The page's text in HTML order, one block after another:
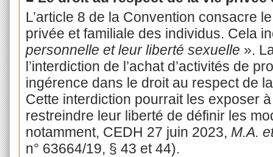
L’article 8 de la Convention consacre
privée et familiale des individus. Cela
personnelle et leur liberté sexuelle ».
l’interdiction de l’achat d’activités de
ingérence dans le droit au respect de
Cette interdiction pourrait les exposer
restreindre leur liberté de définir les
notamment, CEDH 27 juin 2023, M.A.
n° 63664/19, § 43 et 44).